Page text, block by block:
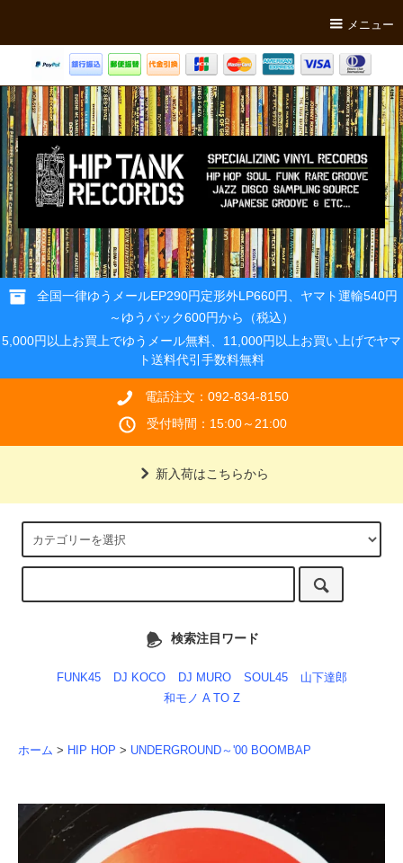
メニュー
全国一律ゆうメールEP290円定形外LP660円、ヤマト運輸540円
～ゆうパック600円から（税込）
5,000円以上お買上でゆうメール無料、11,000円以上お買い上げでヤマ
ト送料代引手数料無料
電話注文：092-834-8150
受付時間：15:00～21:00
新入荷はこちらから
検索注目ワード
FUNK45 DJ KOCO DJ MURO SOUL45
山下達郎
和モノ A TO Z
ホーム > HIP HOP > UNDERGROUND～'00 BOOMBAP